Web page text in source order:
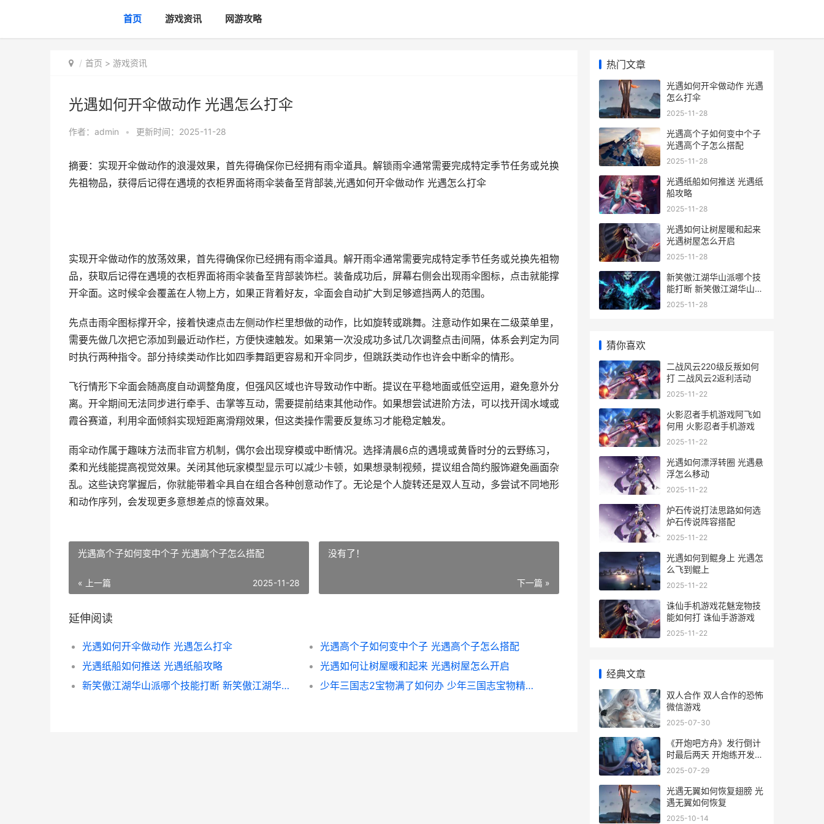
首页 游戏资讯 网游攻略
首页 > 游戏资讯
光遇如何开伞做动作 光遇怎么打伞
作者： admin • 更新时间：2025-11-28
摘要：实现开伞做动作的浪漫效果，首先得确保你已经拥有雨伞道具。解锁雨伞通常需要完成特定季节任务或兑换
先祖物品，获得后记得在遇境的衣柜界面将雨伞装备至背部装,光遇如何开伞做动作 光遇怎么打伞
实现开伞做动作的放荡效果，首先得确保你已经拥有雨伞道具。解开雨伞通常需要完成特定季节任务或兑换先祖物
品，获取后记得在遇境的衣柜界面将雨伞装备至背部装饰栏。装备成功后，屏幕右侧会出现雨伞图标，点击就能撑
开伞面。这时候伞会覆盖在人物上方，如果正背着好友，伞面会自动扩大到足够遮挡两人的范围。
先点击雨伞图标撑开伞，接着快速点击左侧动作栏里想做的动作，比如旋转或跳舞。注意动作如果在二级菜单里，
需要先做几次把它添加到最近动作栏，方便快速触发。如果第一次没成功多试几次调整点击间隔，体系会判定为同
时执行两种指令。部分持续类动作比如四季舞蹈更容易和开伞同步，但跳跃类动作也许会中断伞的情形。
飞行情形下伞面会随高度自动调整角度，但强风区域也许导致动作中断。提议在平稳地面或低空运用，避免意外分
离。开伞期间无法同步进行牵手、击掌等互动，需要提前结束其他动作。如果想尝试进阶方法，可以找开阔水域或
霞谷赛道，利用伞面倾斜实现短距离滑翔效果，但这类操作需要反复练习才能稳定触发。
雨伞动作属于趣味方法而非官方机制，偶尔会出现穿模或中断情况。选择清晨6点的遇境或黄昏时分的云野练习，
柔和光线能提高视觉效果。关闭其他玩家模型显示可以减少卡顿，如果想录制视频，提议组合简约服饰避免画面杂
乱。这些诀窍掌握后，你就能带着伞具自在组合各种创意动作了。无论是个人旋转还是双人互动，多尝试不同地形
和动作序列，会发现更多意想差点的惊喜效果。
光遇高个子如何变中个子 光遇高个子怎么搭配
« 上一篇 2025-11-28
没有了！
下一篇 »
延伸阅读
光遇如何开伞做动作 光遇怎么打伞
光遇高个子如何变中个子 光遇高个子怎么搭配
光遇纸船如何推送 光遇纸船攻略
光遇如何让树屋暖和起来 光遇树屋怎么开启
新笑傲江湖华山派哪个技能打断 新笑傲江湖华山宠物选择
少年三国志2宝物满了如何办 少年三国志宝物精炼材料清单
热门文章
光遇如何开伞做动作 光遇
怎么打伞
2025-11-28
光遇高个子如何变中个子
光遇高个子怎么搭配
2025-11-28
光遇纸船如何推送 光遇纸
船攻略
2025-11-28
光遇如何让树屋暖和起来
光遇树屋怎么开启
2025-11-28
新笑傲江湖华山派哪个技
能打断 新笑傲江湖华山宠
物选择
2025-11-28
猜你喜欢
二战风云220级反叛如何
打 二战风云2返利活动
2025-11-22
火影忍者手机游戏阿飞如
何用 火影忍者手机游戏
2025-11-22
光遇如何漂浮转圈 光遇悬
浮怎么移动
2025-11-22
炉石传说打法思路如何选
炉石传说阵容搭配
2025-11-22
光遇如何到鲲身上 光遇怎
么飞到鲲上
2025-11-22
诛仙手机游戏花魅宠物技
能如何打 诛仙手游游戏
2025-11-22
经典文章
双人合作 双人合作的恐怖
微信游戏
2025-07-30
《开炮吧方舟》发行倒计
时最后两天 开炮练开发游
戏技巧完整版
2025-07-29
光遇无翼如何恢复翅膀 光
遇无翼如何恢复
2025-10-14